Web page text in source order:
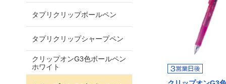
タプリクリップボールペン
タプリクリップシャープペン
クリップオンG3色ボールペン
ホワイト